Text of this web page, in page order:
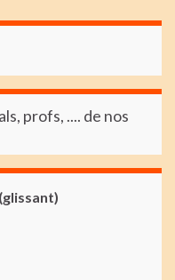
profs, .... de nos